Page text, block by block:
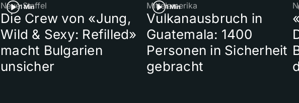
1 Min
Neue Staffel
Die Crew von «Jung,
Wild & Sexy: Refilled»
macht Bulgarien
unsicher
1 Min
Mittelamerika
Vulkanausbruch in
Guatemala: 1400
Personen in Sicherheit
gebracht